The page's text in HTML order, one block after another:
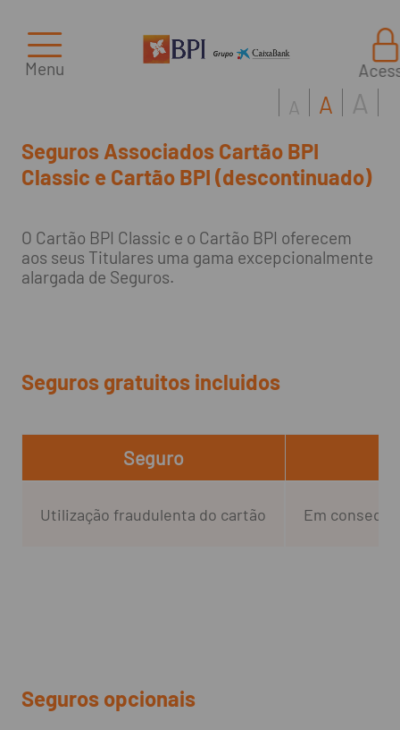
Menu
Seguros Associados Cartão BPI
Classic e Cartão BPI (descontinuado)
A A A
O Cartão BPI Classic e o Cartão BPI oferecem
aos seus Titulares uma gama excepcionalmente
alargada de Seguros.
Seguros gratuitos incluidos
Seguro
Utilização fraudulenta do cartão Em
Seguros opcionais